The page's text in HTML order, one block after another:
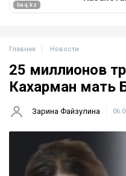
Главная Новости
25 миллионов
Кахарман мать
Зарина Файзулина